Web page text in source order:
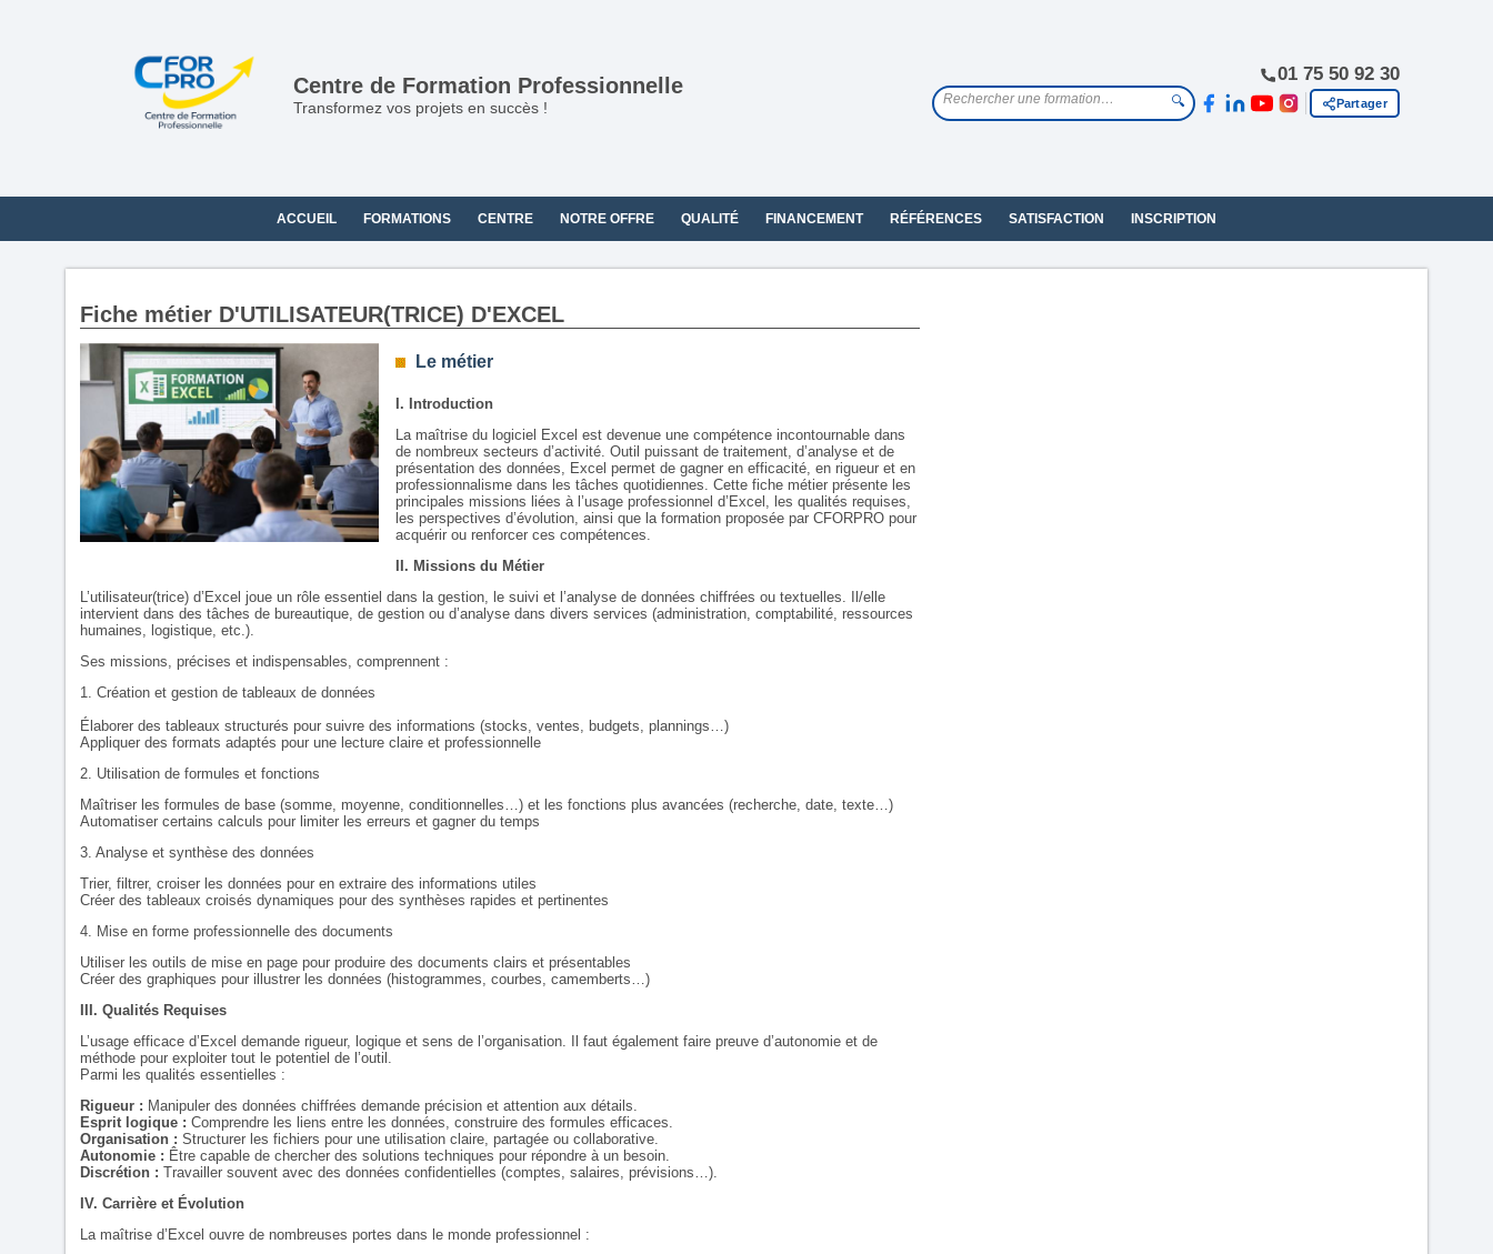
Centre de Formation Professionnelle
Transformez vos projets en succès !
01 75 50 92 30
🔍 Partager
ACCUEIL FORMATIONS CENTRE NOTRE OFFRE QUALITÉ FINANCEMENT RÉFÉRENCES SATISFACTION INSCRIPTION
Fiche métier D'UTILISATEUR(TRICE) D'EXCEL
Le métier
I. Introduction
La maîtrise du logiciel Excel est devenue une compétence incontournable dans
de nombreux secteurs d’activité. Outil puissant de traitement, d’analyse et de
présentation des données, Excel permet de gagner en efficacité, en rigueur et en
professionnalisme dans les tâches quotidiennes. Cette fiche métier présente les
principales missions liées à l’usage professionnel d’Excel, les qualités requises,
les perspectives d’évolution, ainsi que la formation proposée par CFORPRO pour
acquérir ou renforcer ces compétences.
II. Missions du Métier
L’utilisateur(trice) d’Excel joue un rôle essentiel dans la gestion, le suivi et l’analyse de données chiffrées ou textuelles. Il/elle
intervient dans des tâches de bureautique, de gestion ou d’analyse dans divers services (administration, comptabilité, ressources
humaines, logistique, etc.).
Ses missions, précises et indispensables, comprennent :
1. Création et gestion de tableaux de données
Élaborer des tableaux structurés pour suivre des informations (stocks, ventes, budgets, plannings…)
Appliquer des formats adaptés pour une lecture claire et professionnelle
2. Utilisation de formules et fonctions
Maîtriser les formules de base (somme, moyenne, conditionnelles…) et les fonctions plus avancées (recherche, date, texte…)
Automatiser certains calculs pour limiter les erreurs et gagner du temps
3. Analyse et synthèse des données
Trier, filtrer, croiser les données pour en extraire des informations utiles
Créer des tableaux croisés dynamiques pour des synthèses rapides et pertinentes
4. Mise en forme professionnelle des documents
Utiliser les outils de mise en page pour produire des documents clairs et présentables
Créer des graphiques pour illustrer les données (histogrammes, courbes, camemberts…)
III. Qualités Requises
L’usage efficace d’Excel demande rigueur, logique et sens de l’organisation. Il faut également faire preuve d’autonomie et de
méthode pour exploiter tout le potentiel de l’outil.
Parmi les qualités essentielles :
Rigueur : Manipuler des données chiffrées demande précision et attention aux détails.
Esprit logique : Comprendre les liens entre les données, construire des formules efficaces.
Organisation : Structurer les fichiers pour une utilisation claire, partagée ou collaborative.
Autonomie : Être capable de chercher des solutions techniques pour répondre à un besoin.
Discrétion : Travailler souvent avec des données confidentielles (comptes, salaires, prévisions…).
IV. Carrière et Évolution
La maîtrise d’Excel ouvre de nombreuses portes dans le monde professionnel :